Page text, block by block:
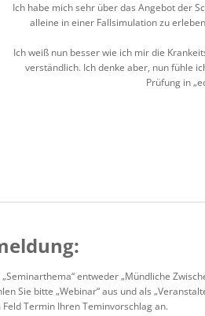
Ich habe mich sehr über das Angebot der
alleine in einer Fallsimulation zu
Ich weiß nun besser wie ich mir die
verständlich. Ich denke aber, nun fühle
Prüfung in
entweder „Mündliche
Sie bitte „Webinar“ aus und als
Termin Ihren Teminvorschlag an.